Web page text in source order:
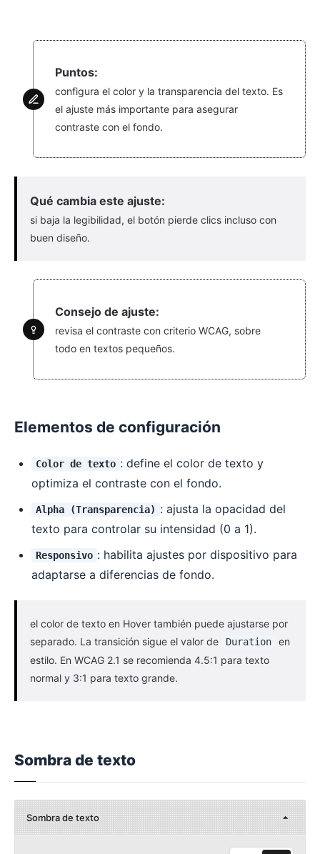
Puntos:
configura el color y la transparencia del texto. Es
el ajuste más importante para asegurar
contraste con el fondo.
Qué cambia este ajuste:
si baja la legibilidad, el botón pierde clics incluso con
buen diseño.
Consejo de ajuste:
revisa el contraste con criterio WCAG, sobre
todo en textos pequeños.
Elementos de configuración
Color de texto : define el color de texto y
optimiza el contraste con el fondo.
Alpha (Transparencia) : ajusta la opacidad del
texto para controlar su intensidad (0 a 1).
Responsivo : habilita ajustes por dispositivo para
adaptarse a diferencias de fondo.
el color de texto en Hover también puede ajustarse por
separado. La transición sigue el valor de
Duration
en
estilo. En WCAG 2.1 se recomienda 4.5:1 para texto
normal y 3:1 para texto grande.
Sombra de texto
Sombra de texto